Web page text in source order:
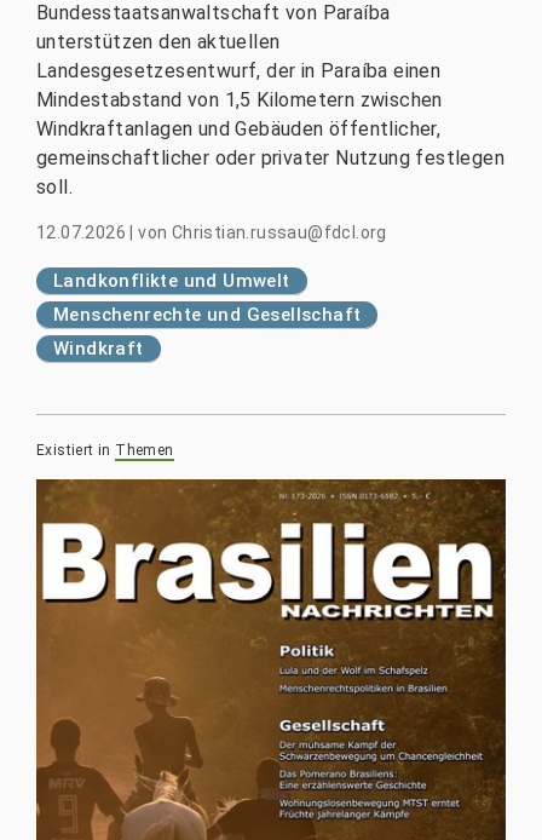
Bundesstaatsanwaltschaft von Paraíba
unterstützen den aktuellen
Landesgesetzesentwurf, der in Paraíba einen
Mindestabstand von 1,5 Kilometern zwischen
Windkraftanlagen und Gebäuden öffentlicher,
gemeinschaftlicher oder privater Nutzung festlegen
soll.
12.07.2026 |von Christian.russau@fdcl.org
Landkonflikte und Umwelt
Menschenrechte und Gesellschaft
Windkraft
Existiert in Themen